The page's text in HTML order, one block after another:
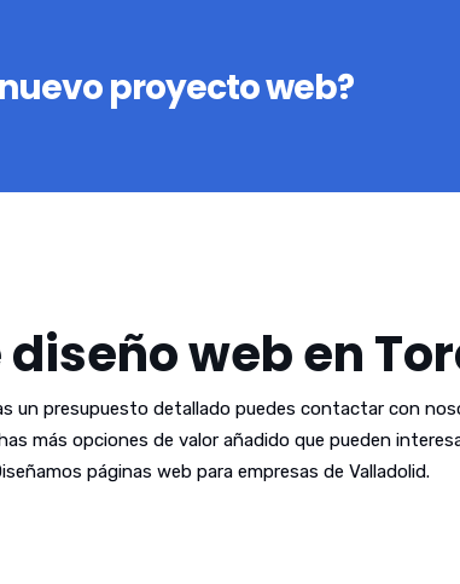
proyecto web?
web en
un presupuesto detallado puedes contactar con
más opciones de valor añadido que pueden
páginas web para empresas de Valladolid.